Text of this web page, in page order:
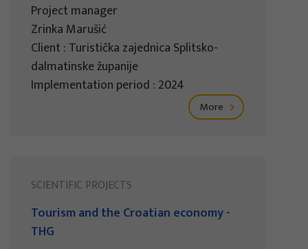
Project manager
Zrinka Marušić
Client : Turistička zajednica Splitsko-
dalmatinske županije
Implementation period : 2024
More
SCIENTIFIC PROJECTS
Tourism and the Croatian economy -
THG